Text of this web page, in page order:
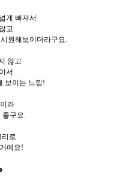
게 빠져서
고
원해보이더라구요.
않고
서
보이는 느낌!
라
구요.
로
예요!